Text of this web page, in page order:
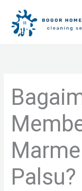
content
Palsu?